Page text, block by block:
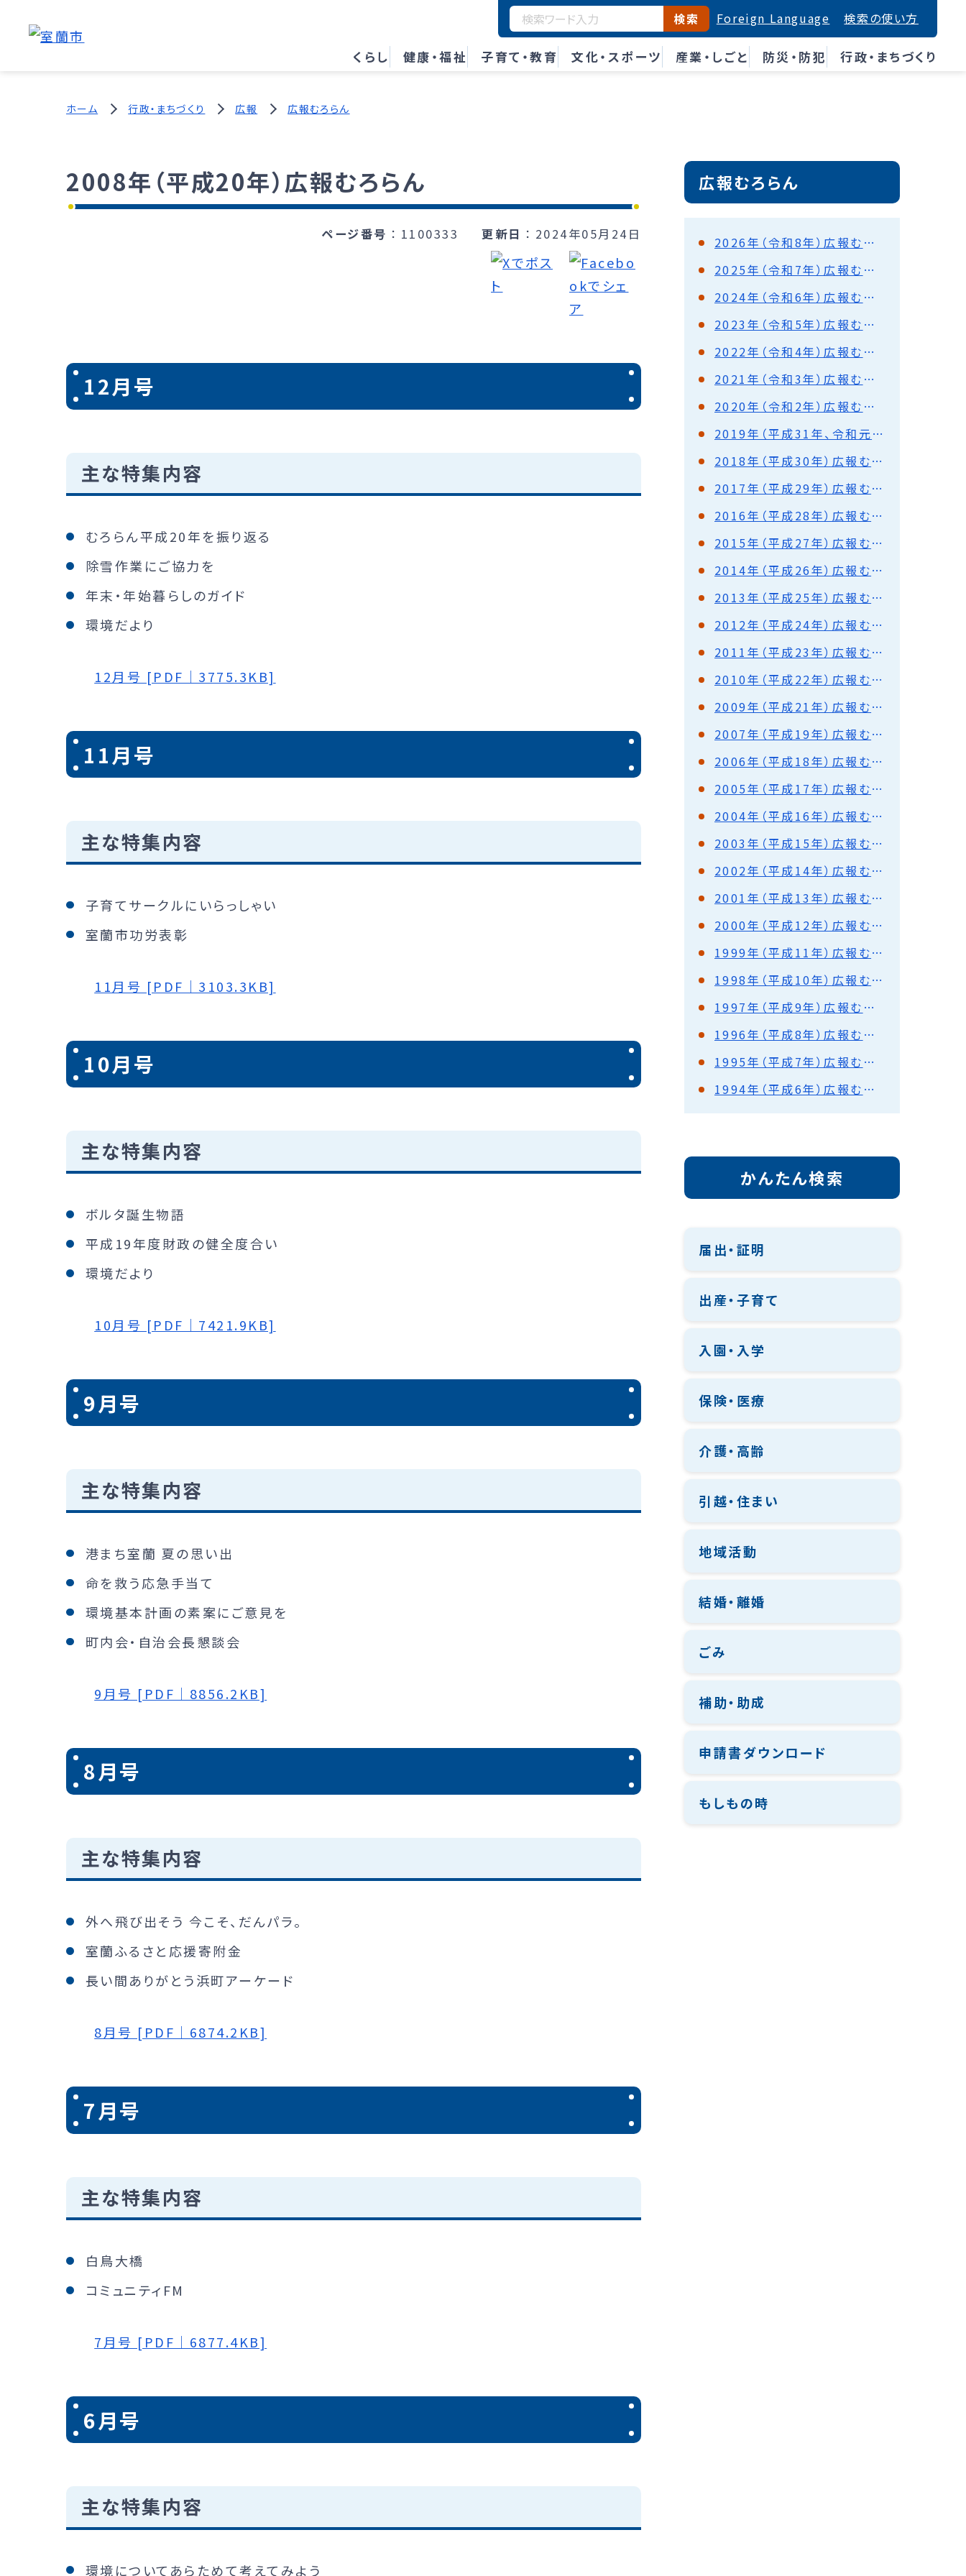
くらし 健康・福祉 子育て・教育 文化・スポーツ 産業・しごと 防災・防犯 行政・まちづくり
検索 Foreign Language 検索の使い方
ホーム 行政・まちづくり 広報 広報むろらん
2008年（平成20年）広報むろらん
ページ番号 1100333 更新日 2024年05月24日
12月号
主な特集内容
むろらん平成20年を振り返る
除雪作業にご協力を
年末・年始暮らしのガイド
環境だより
12月号 [PDF｜3775.3KB]
11月号
主な特集内容
子育てサークルにいらっしゃい
室蘭市功労表彰
11月号 [PDF｜3103.3KB]
10月号
主な特集内容
ボルタ誕生物語
平成19年度財政の健全度合い
環境だより
10月号 [PDF｜7421.9KB]
9月号
主な特集内容
港まち室蘭 夏の思い出
命を救う応急手当て
環境基本計画の素案にご意見を
町内会・自治会長懇談会
9月号 [PDF｜8856.2KB]
8月号
主な特集内容
外へ飛び出そう 今こそ、だんパラ。
室蘭ふるさと応援寄附金
長い間ありがとう浜町アーケード
8月号 [PDF｜6874.2KB]
7月号
主な特集内容
白鳥大橋
コミュニティFM
7月号 [PDF｜6877.4KB]
6月号
主な特集内容
環境についてあらためて考えてみよう
広報むろらん
2026年（令和8年）広報むろらん
2025年（令和7年）広報むろらん
2024年（令和6年）広報むろらん
2023年（令和5年）広報むろらん
2022年（令和4年）広報むろらん
2021年（令和3年）広報むろらん
2020年（令和2年）広報むろらん
2019年（平成31年、令和元年）広報むろらん
2018年（平成30年）広報むろらん
2017年（平成29年）広報むろらん
2016年（平成28年）広報むろらん
2015年（平成27年）広報むろらん
2014年（平成26年）広報むろらん
2013年（平成25年）広報むろらん
2012年（平成24年）広報むろらん
2011年（平成23年）広報むろらん
2010年（平成22年）広報むろらん
2009年（平成21年）広報むろらん
2007年（平成19年）広報むろらん
2006年（平成18年）広報むろらん
2005年（平成17年）広報むろらん
2004年（平成16年）広報むろらん
2003年（平成15年）広報むろらん
2002年（平成14年）広報むろらん
2001年（平成13年）広報むろらん
2000年（平成12年）広報むろらん
1999年（平成11年）広報むろらん
1998年（平成10年）広報むろらん
1997年（平成9年）広報むろらん
1996年（平成8年）広報むろらん
1995年（平成7年）広報むろらん
1994年（平成6年）広報むろらん
かんたん検索
届出・証明
出産・子育て
入園・入学
保険・医療
介護・高齢
引越・住まい
地域活動
結婚・離婚
ごみ
補助・助成
申請書ダウンロード
もしもの時